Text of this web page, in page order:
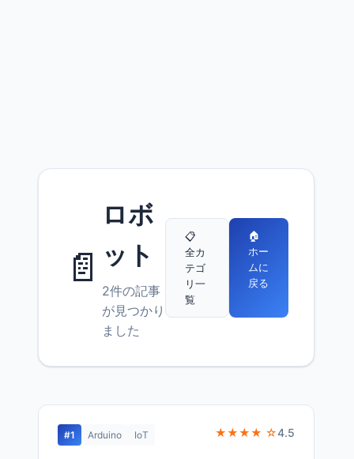
📄
ロボ
ット
2件の記事
が見つかり
ました
📋
全カ
テゴ
リ一
覧
🏠
ホー
ムに
戻る
#1 Arduino IoT ★★★★ ☆4.5